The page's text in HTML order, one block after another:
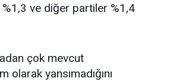
ve diğer partiler %1,4
çok mevcut
yansımadığını